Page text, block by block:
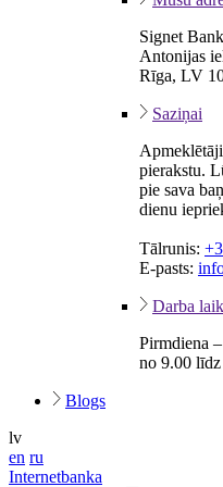
Signet
Antonijas
Rīga, LV
Saziņai
pierakstu.
pie sava
dienu
Tālrunis:
E-pasts:
Darba
Pirmdiena
no 9.00
Blogs
lv
en ru
Internetbanka